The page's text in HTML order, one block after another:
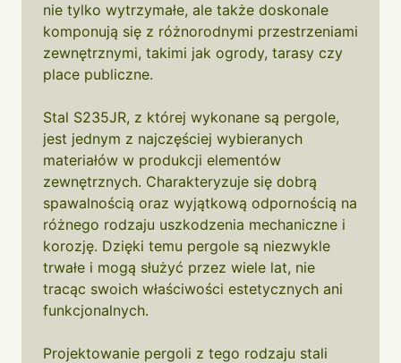
nie tylko wytrzymałe, ale także doskonale
komponują się z różnorodnymi przestrzeniami
zewnętrznymi, takimi jak ogrody, tarasy czy
place publiczne.
Stal S235JR, z której wykonane są pergole,
jest jednym z najczęściej wybieranych
materiałów w produkcji elementów
zewnętrznych. Charakteryzuje się dobrą
spawalnością oraz wyjątkową odpornością na
różnego rodzaju uszkodzenia mechaniczne i
korozję. Dzięki temu pergole są niezwykle
trwałe i mogą służyć przez wiele lat, nie
tracąc swoich właściwości estetycznych ani
funkcjonalnych.
Projektowanie pergoli z tego rodzaju stali